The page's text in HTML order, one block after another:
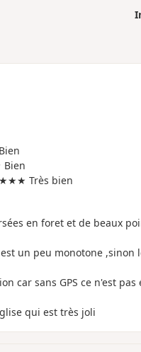
Très bien
en foret et de beaux
un peu monotone ,sinon
car sans GPS ce n'est pas
qui est très joli